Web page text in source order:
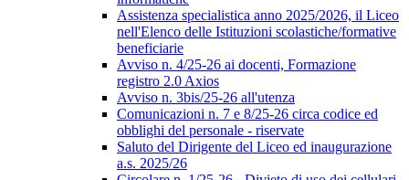
Assistenza specialistica anno 2025/2026, il Liceo
nell'Elenco delle Istituzioni scolastiche/formative
beneficiarie
Avviso n. 4/25-26 ai docenti, Formazione
registro 2.0 Axios
Avviso n. 3bis/25-26 all'utenza
Comunicazioni n. 7 e 8/25-26 circa codice ed
obblighi del personale - riservate
Saluto del Dirigente del Liceo ed inaugurazione
a.s. 2025/26